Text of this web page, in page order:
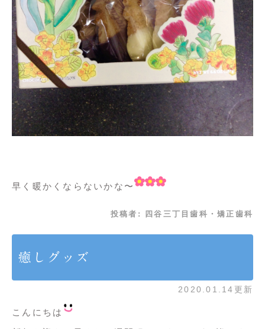
早く暖かくならないかな〜
投稿者: 四谷三丁目歯科・矯正歯科
癒しグッズ
2020.01.14更新
こんにちは